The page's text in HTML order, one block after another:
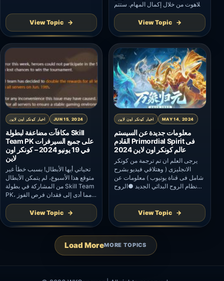
قوة السرعة المدهشة، يبدو أن الرامي
يتحول إلى شبح ذو وجود مراوغ
وأثيري. عند اكتساب السرعة المذهلة،
تعزز الطبقة الأولى مراوغة الرامي
بشكل كبير، […]
View Topic
اللاهوت من خلال إكمال المهام. ستتم
مكافأتك بـ 3 عرافات ليلية (م) عند
إكمال كل مرحلة في المهمة بنجاح.
العرافة الليلية: تستخدم لإضافة 200
خبرة إلى اللاهوت P6 وما دونه أثناء
زراعة اللاهوت. يرجى حفظه لتوسيع
اللاهوت. […]
View Topic
اخبار كونكر اون لاين JUN 15, 2024
مكافآت مضاعفة لبطولة Skill
Team PK على جميع السيرفرات
في 19 يونيو 2024 – كونكر اون
لاين
تحياتي أيها الأبطال! بسبب خطأ غير
متوقع هذا الأسبوع، لم يتمكن الأبطال
من المشاركة في بطولة Skill Team
PK، مما أدى إلى فقدان فرص الفوز
بالبطولة. لمعالجة هذه المشكلة، قرر
فريق CO مضاعفة المكافآت لجميع
مجموعات المستويات في بطولة Skill
Team PK على جميع الخوادم في 19
يونيو . ونحن نعتذر بصدق عن أي إزعاج
View Topic
اخبار كونكر اون لاين MAY 14, 2024
معلومات جديدة عن السيستم
القادم Primordial Spirit فى
عالم كونكر اون لاين 2024
يرجى العلم ان تم ترجمة من كونكر
الانجليزى ( وهتلاقي فيديو بشرح
شامل فى قناة يوتيوب ) معلومات عن
نظام الروح البدائي الجديد ●الروح
الحرب. (فقط أرواح المستوى التاسع
وما فوق يمكن إزالتها أو استبدالها من
مخزون الروح) ●الروح البدائية
البدائية- أوراكل المضافة حديثًا: 1.
Oracle Fragments (لا يمكن
تداولها)، Dark Night […]
View Topic
Load MoreMORE TOPICS